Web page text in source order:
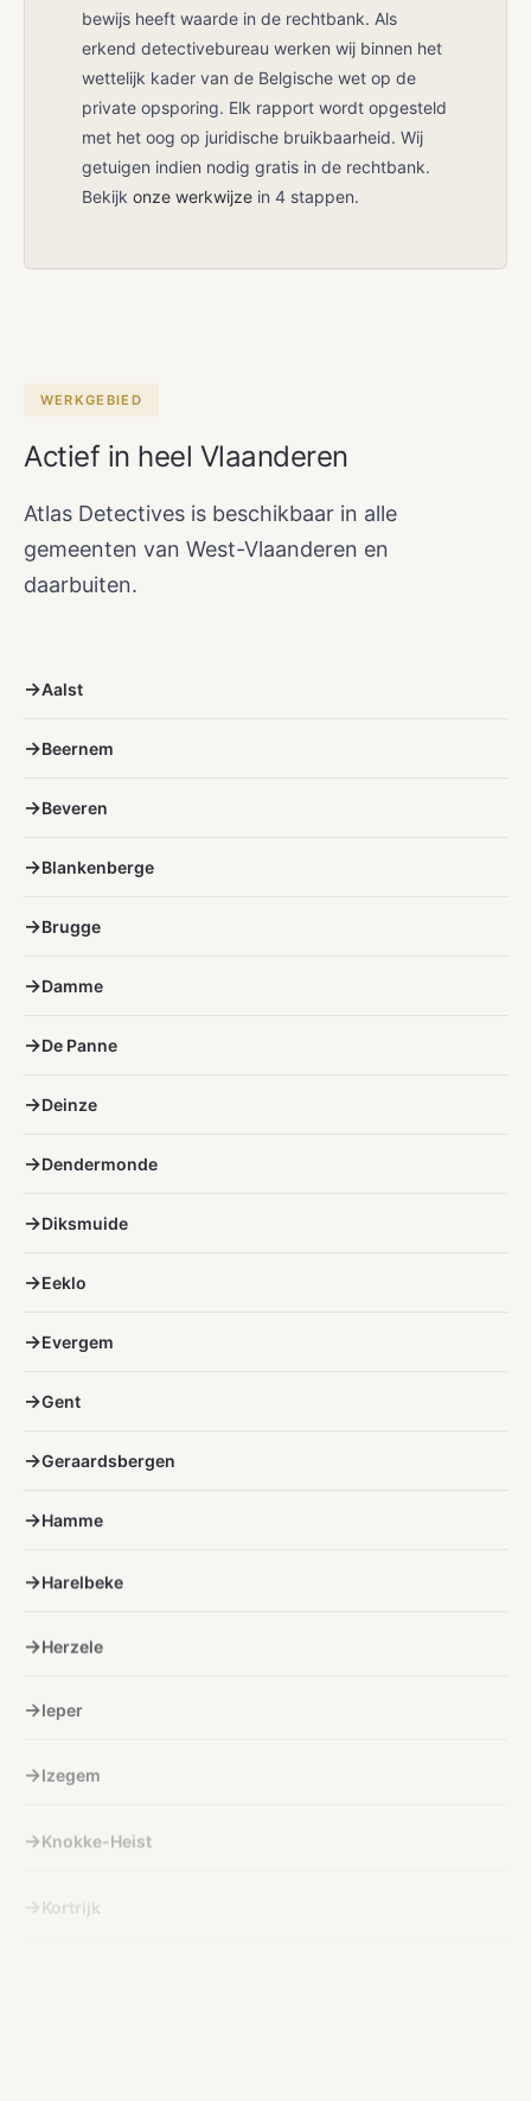
bewijs heeft waarde in de rechtbank. Als
erkend detectivebureau werken wij binnen het
wettelijk kader van de Belgische wet op de
private opsporing. Elk rapport wordt opgesteld
met het oog op juridische bruikbaarheid. Wij
getuigen indien nodig gratis in de rechtbank.
Bekijk onze werkwijze in 4 stappen.
WERKGEBIED
Actief in heel Vlaanderen
Atlas Detectives is beschikbaar in alle
gemeenten van West-Vlaanderen en
daarbuiten.
Aalst
Beernem
Beveren
Blankenberge
Brugge
Damme
De Panne
Deinze
Dendermonde
Diksmuide
Eeklo
Evergem
Gent
Geraardsbergen
Hamme
Harelbeke
Herzele